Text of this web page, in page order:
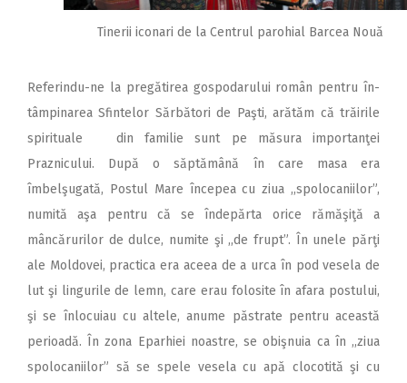
Tinerii iconari de la Centrul parohial Barcea Nouă
Referindu-ne la pregătirea gospodarului român pentru în-
tâmpinarea Sfintelor Sărbători de Paşti, arătăm că trăirile
spirituale din familie sunt pe măsura importanţei
Praznicului. După o săptămână în care masa era
îmbelşugată, Postul Mare începea cu ziua ,,spolocaniilor”,
numită aşa pentru că se îndepărta orice rămăşiţă a
mâncărurilor de dulce, numite şi ,,de frupt”. În unele părţi
ale Moldovei, practica era aceea de a urca în pod vesela de
lut şi lingurile de lemn, care erau folosite în afara postului,
şi se înlocuiau cu altele, anume păstrate pentru această
perioadă. În zona Eparhiei noastre, se obişnuia ca în ,,ziua
spolocaniilor” să se spele vesela cu apă clocotită şi cu